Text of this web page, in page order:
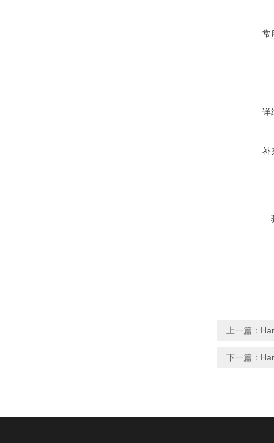
常
详
补
上一篇：
下一篇：